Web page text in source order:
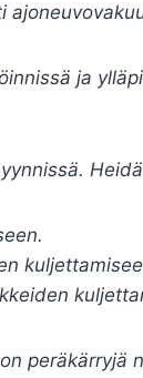
ja
peräkärryjä